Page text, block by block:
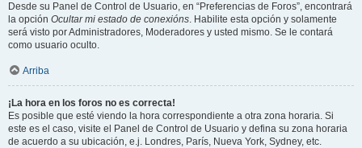
Desde su Panel de Control de Usuario, en “Preferencias de Foros”, encontrará
la opción Ocultar mi estado de conexións. Habilite esta opción y solamente
será visto por Administradores, Moderadores y usted mismo. Se le contará
como usuario oculto.
Arriba
¡La hora en los foros no es correcta!
Es posible que esté viendo la hora correspondiente a otra zona horaria. Si
este es el caso, visite el Panel de Control de Usuario y defina su zona horaria
de acuerdo a su ubicación, e.j. Londres, París, Nueva York, Sydney, etc.